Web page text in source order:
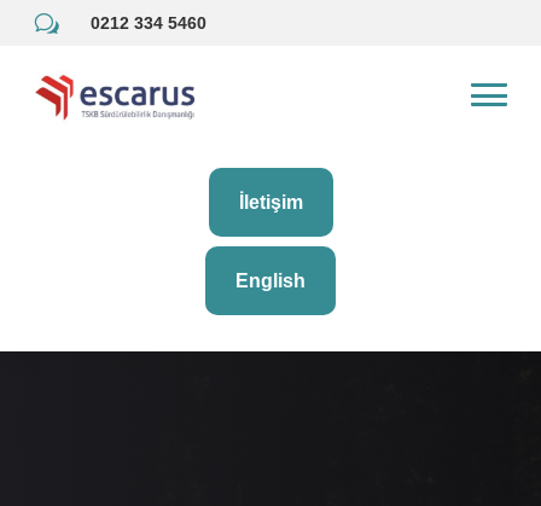
w 0212 334 5460
İletişim
English